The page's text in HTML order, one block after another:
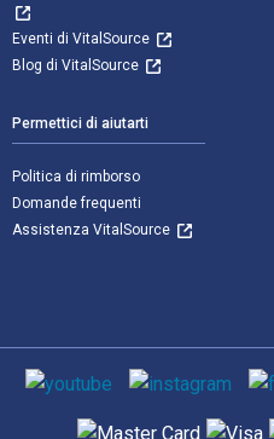
Eventi di VitalSource
Blog di VitalSource
Permettici di aiutarti
Politica di rimborso
Domande frequenti
Assistenza VitalSource
Mezzi sociali
Metodi di pagamento